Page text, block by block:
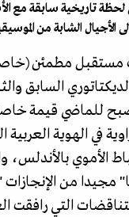
لحظة تاريخية سابقة مع
الأجيال الشابة من
مستقبل مطمئن
السابق
للماضي قيمة
في الهوية العربية
الأموي بالأندلس،
مجيدا من الإنجازات
التي رافقت